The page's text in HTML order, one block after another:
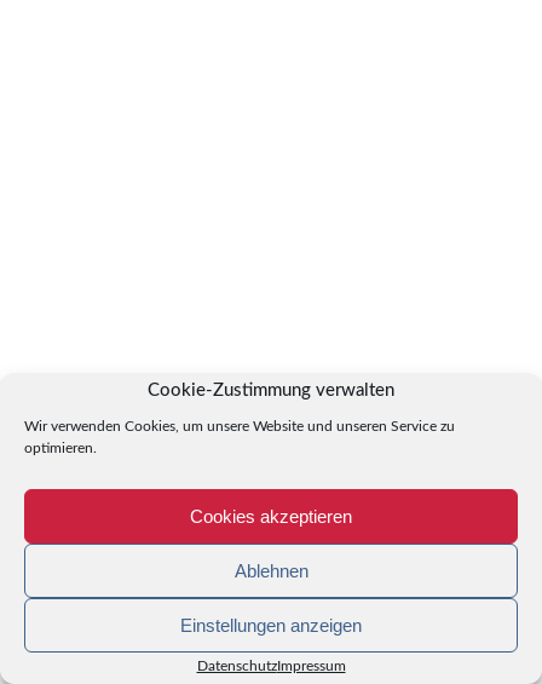
Cookie-Zustimmung verwalten
Wir verwenden Cookies, um unsere Website und unseren Service zu
optimieren.
Cookies akzeptieren
Ablehnen
Einstellungen anzeigen
DatenschutzImpressum